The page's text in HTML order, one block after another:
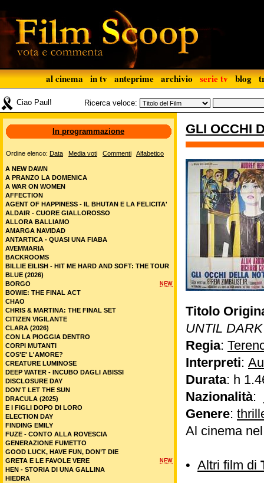
al cinema in tv anteprime archivio serie tv blog
Ciao Paul! Ricerca veloce:
GLI OCCHI
Titolo
UNTIL DARK
Regia:
Interpreti:
Durata: h
Nazionalità:
Genere:
Al cinema
• Altri film di
In programmazione
Ordine elenco: Data Media voti Commenti Alfabetico
A NEW DAWN
A PRANZO LA DOMENICA
A WAR ON WOMEN
AFFECTION
AGENT OF HAPPINESS - IL BHUTAN E LA FELICITA'
ALDAIR - CUORE GIALLOROSSO
ALLORA BALLIAMO
AMARGA NAVIDAD
ANTARTICA - QUASI UNA FIABA
AVEMMARIA
BACKROOMS
BILLIE EILISH - HIT ME HARD AND SOFT: THE TOUR
BLUE (2026)
NEW
BORGO
BOWIE: THE FINAL ACT
CHAO
CHRIS & MARTINA: THE FINAL SET
CITIZEN VIGILANTE
CLARA (2026)
CON LA PIOGGIA DENTRO
CORPI MUTANTI
COS'E' L'AMORE?
CREATURE LUMINOSE
DEEP WATER - INCUBO DAGLI ABISSI
DISCLOSURE DAY
DON'T LET THE SUN
DRACULA (2025)
E I FIGLI DOPO DI LORO
ELECTION DAY
FINDING EMILY
FUZE - CONTO ALLA ROVESCIA
GENERAZIONE FUMETTO
GOOD LUCK, HAVE FUN, DON’T DIE
NEW
GRETA E LE FAVOLE VERE
HEN - STORIA DI UNA GALLINA
HIEDRA